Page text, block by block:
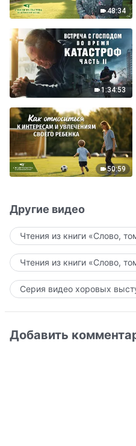
48:34
1:34:53
50:59
Другие видео
Чтения из книги «Слово,
Чтения из книги «Слово,
Серия видео хоровых
Добавить